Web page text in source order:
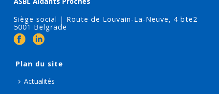
Siège social | Route de Louvain-La-Neuve, 4 bte2
5001 Belgrade
Plan du site
Actualités